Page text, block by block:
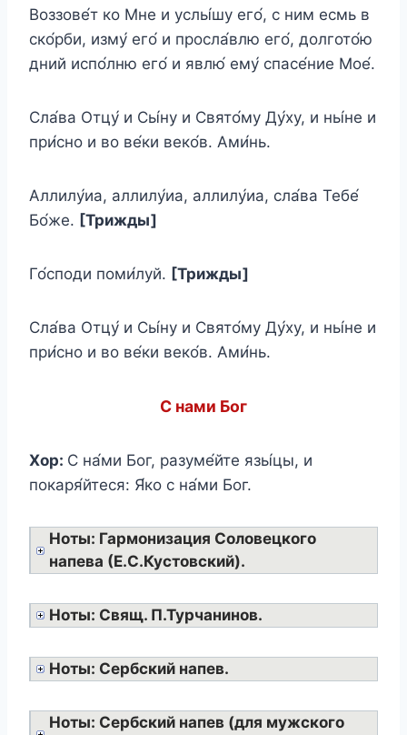
Воззове́т ко Мне и услы́шу eго́, с ним есмь в
ско́рби, изму́ eго́ и просла́влю eго́, долгото́ю
дний испо́лню eго́ и явлю́ eму́ спасе́ние Мое́.
Сла́ва Отцу́ и Сы́ну и Свято́му Ду́ху, и ны́не и
при́сно и во ве́ки веко́в. Ами́нь.
Аллилу́иа, аллилу́иа, аллилу́иа, сла́ва Тебе́
Бо́же. [Трижды]
Го́споди поми́луй. [Трижды]
Сла́ва Отцу́ и Сы́ну и Свято́му Ду́ху, и ны́не и
при́сно и во ве́ки веко́в. Ами́нь.
С нами Бог
Хор: С на́ми Бог, разуме́йте язы́цы, и
покаря́йтеся: Я́ко с на́ми Бог.
Ноты: Гармонизация Соловецкого
напева (Е.С.Кустовский).
Ноты: Свящ. П.Турчанинов.
Ноты: Сербский напев.
Ноты: Сербский напев (для мужского